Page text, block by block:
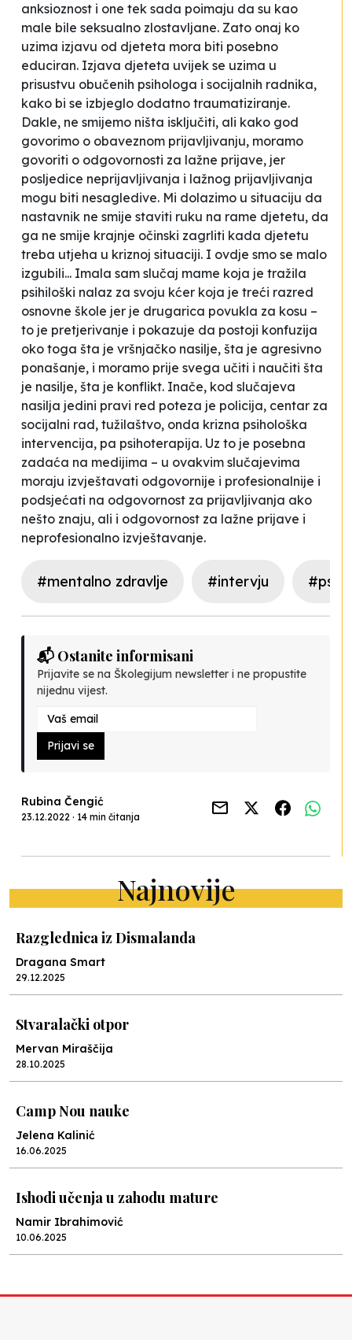
anksioznost i one tek sada poimaju da su kao
male bile seksualno zlostavljane. Zato onaj ko
uzima izjavu od djeteta mora biti posebno
educiran. Izjava djeteta uvijek se uzima u
prisustvu obučenih psihologa i socijalnih radnika,
kako bi se izbjeglo dodatno traumatiziranje.
Dakle, ne smijemo ništa isključiti, ali kako god
govorimo o obaveznom prijavljivanju, moramo
govoriti o odgovornosti za lažne prijave, jer
posljedice neprijavljivanja i lažnog prijavljivanja
mogu biti nesagledive. Mi dolazimo u situaciju da
nastavnik ne smije staviti ruku na rame djetetu, da
ga ne smije krajnje očinski zagrliti kada djetetu
treba utjeha u kriznoj situaciji. I ovdje smo se malo
izgubili... Imala sam slučaj mame koja je tražila
psihiloški nalaz za svoju kćer koja je treći razred
osnovne škole jer je drugarica povukla za kosu –
to je pretjerivanje i pokazuje da postoji konfuzija
oko toga šta je vršnjačko nasilje, šta je agresivno
ponašanje, i moramo prije svega učiti i naučiti šta
je nasilje, šta je konflikt. Inače, kod slučajeva
nasilja jedini pravi red poteza je policija, centar za
socijalni rad, tužilaštvo, onda krizna psihološka
intervencija, pa psihoterapija. Uz to je posebna
zadaća na medijima – u ovakvim slučajevima
moraju izvještavati odgovornije i profesionalnije i
podsjećati na odgovornost za prijavljivanja ako
nešto znaju, ali i odgovornost za lažne prijave i
neprofesionalno izvještavanje.
#mentalno zdravlje #intervju
📬 Ostanite informisani
Prijavite se na Školegijum newsletter i ne propustite
nijednu vijest.
Prijavi se
Rubina Čengić
23.12.2022 · 14 min čitanja
Najnovije
Razglednica iz Dismalanda
Dragana Smart
29.12.2025
Stvaralački otpor
Mervan Miraščija
28.10.2025
Camp Nou nauke
Jelena Kalinić
16.06.2025
Ishodi učenja u zahodu mature
Namir Ibrahimović
10.06.2025